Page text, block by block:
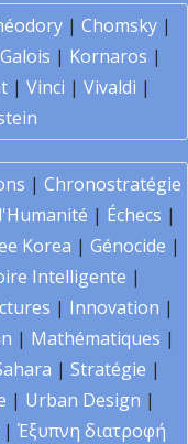
| Chomsky|
Galois | Kornaros |
| Vinci | Vivaldi |
| Chronostratégie
| Échecs |
Korea | Génocide |
Intelligente |
| Innovation |
| Mathématiques |
| Stratégie |
| Urban Design |
| Έξυπνη διατροφή